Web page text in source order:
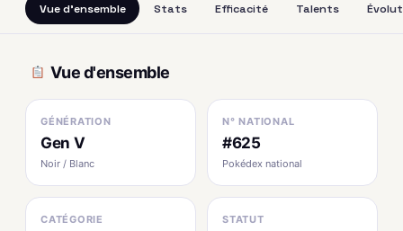
Vue d'ensemble Stats Efficacité Talents
Vue d'ensemble
GÉNÉRATION
Gen V
Noir / Blanc
N° NATIONAL
#625
Pokédex national
CATÉGORIE STATUT